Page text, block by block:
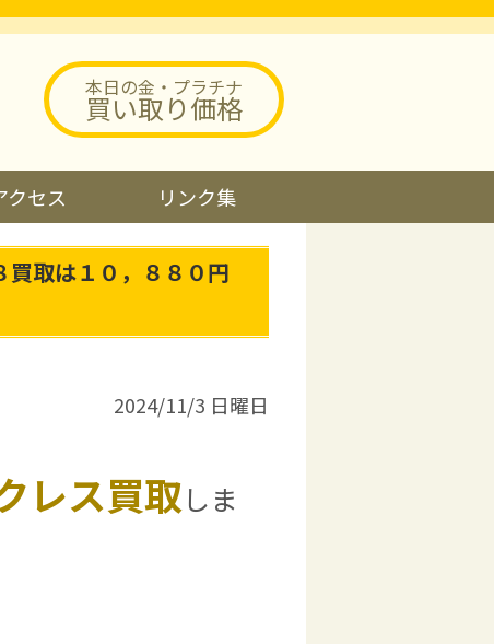
本日の金・プラチナ
買い取り価格
クセス リンク集
取は１０，８８０円
2024/11/3 日曜日
レス買取しま